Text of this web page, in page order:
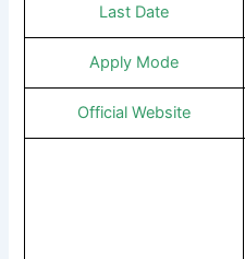
Last Date
Apply Mode
Official Website